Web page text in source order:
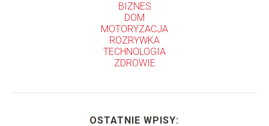
BIZNES
DOM
MOTORYZACJA
ROZRYWKA
TECHNOLOGIA
ZDROWIE
OSTATNIE WPISY: